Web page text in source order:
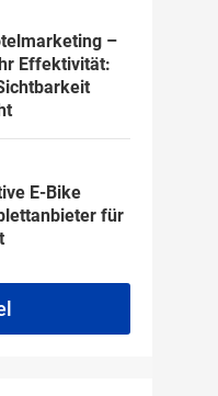
–
Effektivität:
E-Bike
für